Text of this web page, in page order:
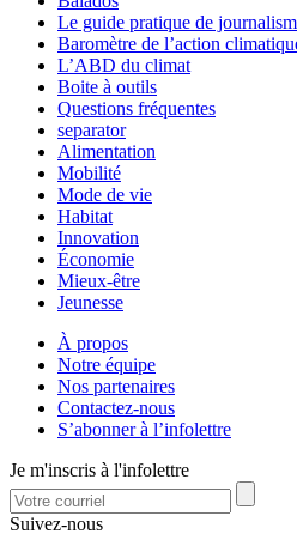
Le guide pratique de
Baromètre de l’action
L’ABD du climat
Boite à outils
Questions fréquentes
separator
Alimentation
Mobilité
Mode de vie
Habitat
Innovation
Économie
Mieux-être
Jeunesse
À propos
Notre équipe
Nos partenaires
Contactez-nous
S’abonner à l’infolettre
Je m'inscris à l'infolettre
Suivez-nous